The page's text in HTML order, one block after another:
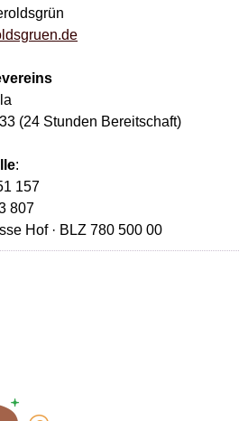
(24 Stunden Bereitschaft)
:
157
807
Hof · BLZ 780 500 00